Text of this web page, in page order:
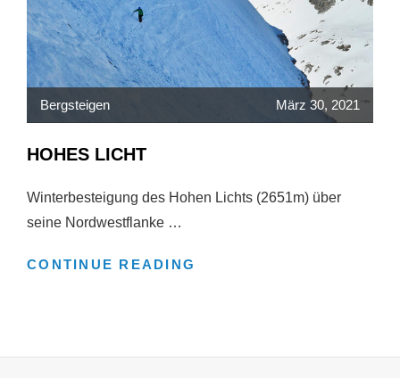
Bergsteigen März 30, 2021
HOHES LICHT
Winterbesteigung des Hohen Lichts (2651m) über
seine Nordwestflanke …
CONTINUE READING